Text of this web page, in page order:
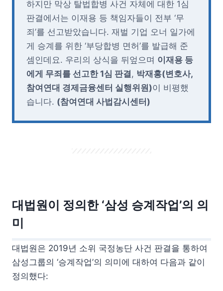
하지만 막상 탈법합병 사건 자체에 대한 1심
판결에서는 이재용 등 책임자들이 전부 ‘무
죄’를 선고받았습니다. 재벌 기업 오너 일가에
게 승계를 위한 ‘부당합병 면허’를 발급해 준
셈인데요. 우리의 상식을 뒤엎으며 이재용 등
에게 무죄를 선고한 1심 판결, 박재홍(변호사,
참여연대 경제금융센터 실행위원)이 비평했
습니다. (참여연대 사법감시센터)
대법원이 정의한 ‘삼성 승계작업’의 의
미
대법원은 2019년 소위 국정농단 사건 판결을 통하여
삼성그룹의 ‘승계작업’의 의미에 대하여 다음과 같이
정의했다: